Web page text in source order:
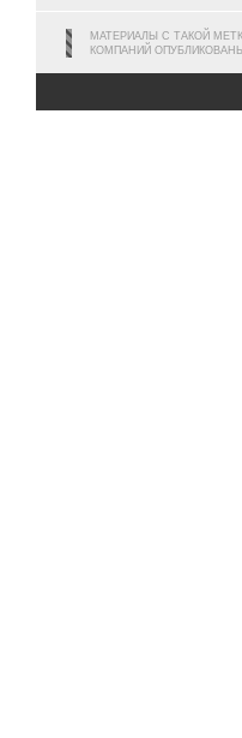
МАТЕРИАЛЫ С ТАКОЙ
КОМПАНИЙ